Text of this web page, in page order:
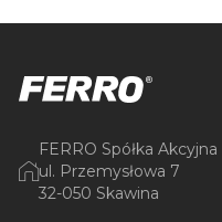
FERRO Spółka Akcyjna
ul. Przemysłowa 7
32-050 Skawina